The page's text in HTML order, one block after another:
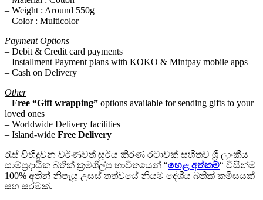
– Weight : Around 550g
– Color : Multicolor
Payment Options
– Debit & Credit card payments
– Installment Payment plans with KOKO & Mintpay mobile apps
– Cash on Delivery
Other
– Free “Gift wrapping” options available for sending gifts to your
loved ones
– Worldwide Delivery facilities
– Island-wide Free Delivery
රැස් විහිදුවන වර්ණවත් සූර්ය කිරණ රටාවක් සහිතව ශ්‍රී ලාංකීය
සාම්ප්‍රදායික බතික් ක්‍රමශිල්ප භාවිතයෙන් “හෙළ අත්කම්“ විසින්ම
100% අතින් නිපැයූ උසස් තත්වයේ නියම දේශීය බතික් කමිසයක්
සහ සරමක්.